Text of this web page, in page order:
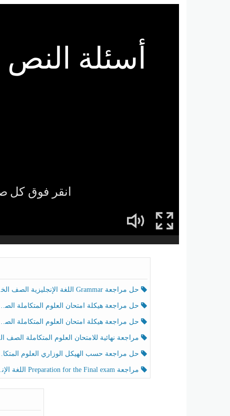
حل مراجعة Grammar اللغة الإنجليزية الصف الخامس الفصل الثالث
حل مراجعة هيكلة امتحان العلوم المتكاملة الصف الخامس انسبير الفصل الثالث
حل مراجعة هيكلة امتحان العلوم المتكاملة الصف الخامس عام الفصل الثالث
مراجعة نهائية للامتحان العلوم المتكاملة الصف الخامس انسبير الفصل الثالث
حل مراجعة حسب الهيكل الوزاري العلوم المتكاملة الصف الخامس عام الفصل الثالث
مراجعة Preparation for the Final exam اللغة الإنجليزية الصف الرابع الفصل الثالث